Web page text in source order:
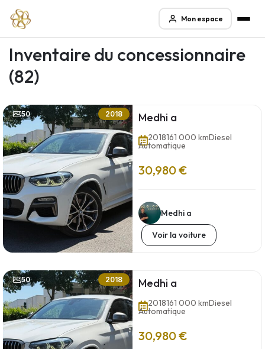
Mon espace
Inventaire du concessionnaire
(82)
50 2018 Medhi a
2018161 000 kmDiesel
Automatique
30,980 €
Medhi a
Voir la voiture
50 2018 Medhi a
2018161 000 kmDiesel
Automatique
30,980 €